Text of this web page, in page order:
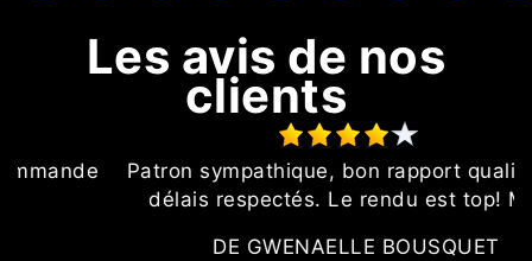
Les avis de nos
clients
Patron sympathique, bon rapport qualité prix,
délais respectés. Le rendu est top! Merci
DE GWENAELLE BOUSQUET